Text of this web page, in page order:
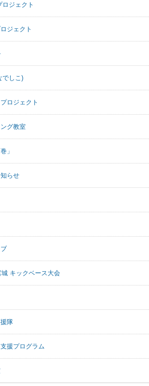
ジェクト
ジェクト
でしこ)
ロジェクト
グ教室
」
らせ
キックベース大会
隊
援プログラム